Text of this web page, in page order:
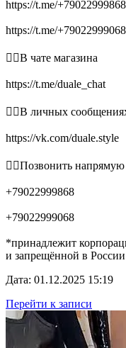
https://t.me/+79022999868
https://t.me/+79022999068
👉🏻В чате магазина
https://t.me/duale_chat
👉🏻В личных
https://vk.com/duale.style
👉🏻Позвонить
+79022999868
+79022999068
*принадлежит
и запрещённой в России
Дата: 01.12.2025 15:19
Перейти к записи